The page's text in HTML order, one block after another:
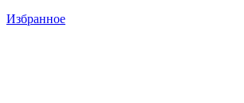
Избранное